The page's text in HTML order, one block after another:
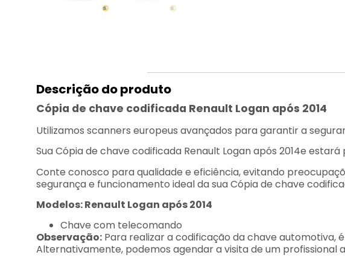
Descrição do produto
Cópia de chave codificada Renault Logan após 2014
Utilizamos scanners europeus avançados para garantir a
Sua Cópia de chave codificada Renault Logan após 2014e
Conte conosco para qualidade e eficiência, evitando
segurança e funcionamento ideal da sua Cópia de chave
Modelos: Renault Logan após 2014
Chave com telecomando
Observação: Para realizar a codificação da chave automotiva,
Alternativamente, podemos agendar a visita de um profissional